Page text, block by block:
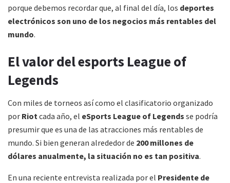
porque debemos recordar que, al final del día, los deportes
electrónicos son uno de los negocios más rentables del
mundo.
El valor del esports League of
Legends
Con miles de torneos así como el clasificatorio organizado
por Riot cada año, el eSports League of Legends se podría
presumir que es una de las atracciones más rentables de
mundo. Si bien generan alrededor de 200 millones de
dólares anualmente, la situación no es tan positiva.
En una reciente entrevista realizada por el Presidente de